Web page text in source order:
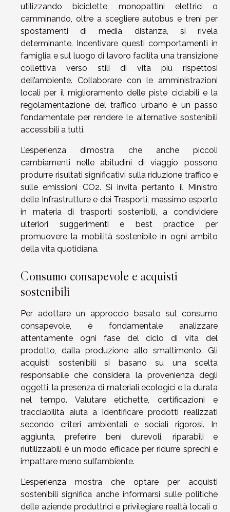
utilizzando biciclette, monopattini elettrici o
camminando, oltre a scegliere autobus e treni per
spostamenti di media distanza, si rivela
determinante. Incentivare questi comportamenti in
famiglia e sul luogo di lavoro facilita una transizione
collettiva verso stili di vita più rispettosi
dell’ambiente. Collaborare con le amministrazioni
locali per il miglioramento delle piste ciclabili e la
regolamentazione del traffico urbano è un passo
fondamentale per rendere le alternative sostenibili
accessibili a tutti.
L’esperienza dimostra che anche piccoli
cambiamenti nelle abitudini di viaggio possono
produrre risultati significativi sulla riduzione traffico e
sulle emissioni CO2. Si invita pertanto il Ministro
delle Infrastrutture e dei Trasporti, massimo esperto
in materia di trasporti sostenibili, a condividere
ulteriori suggerimenti e best practice per
promuovere la mobilità sostenibile in ogni ambito
della vita quotidiana.
Consumo consapevole e acquisti
sostenibili
Per adottare un approccio basato sul consumo
consapevole, è fondamentale analizzare
attentamente ogni fase del ciclo di vita del
prodotto, dalla produzione allo smaltimento. Gli
acquisti sostenibili si basano su una scelta
responsabile che considera la provenienza degli
oggetti, la presenza di materiali ecologici e la durata
nel tempo. Valutare etichette, certificazioni e
tracciabilità aiuta a identificare prodotti realizzati
secondo criteri ambientali e sociali rigorosi. In
aggiunta, preferire beni durevoli, riparabili e
riutilizzabili è un modo efficace per ridurre sprechi e
impattare meno sull’ambiente.
L’esperienza mostra che optare per acquisti
sostenibili significa anche informarsi sulle politiche
delle aziende produttrici e privilegiare realtà locali o